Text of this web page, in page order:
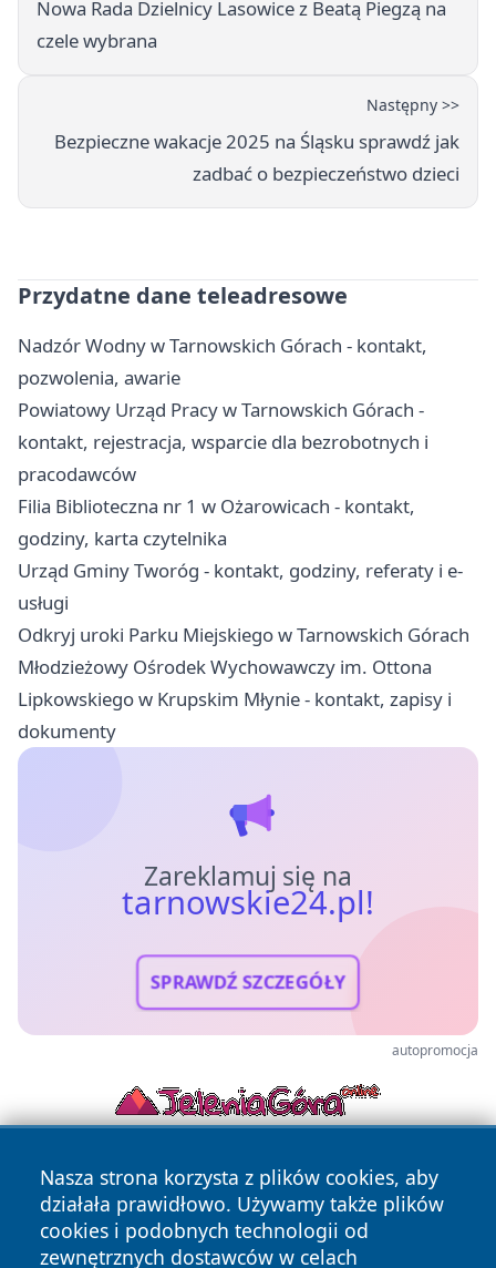
Nowa Rada Dzielnicy Lasowice z Beatą Piegzą na
czele wybrana
Następny >>
Bezpieczne wakacje 2025 na Śląsku sprawdź jak
zadbać o bezpieczeństwo dzieci
Przydatne dane teleadresowe
Nadzór Wodny w Tarnowskich Górach - kontakt,
pozwolenia, awarie
Powiatowy Urząd Pracy w Tarnowskich Górach -
kontakt, rejestracja, wsparcie dla bezrobotnych i
pracodawców
Filia Biblioteczna nr 1 w Ożarowicach - kontakt,
godziny, karta czytelnika
Urząd Gminy Tworóg - kontakt, godziny, referaty i e-
usługi
Odkryj uroki Parku Miejskiego w Tarnowskich Górach
Młodzieżowy Ośrodek Wychowawczy im. Ottona
Lipkowskiego w Krupskim Młynie - kontakt, zapisy i
dokumenty
Zareklamuj się na
tarnowskie24.pl!
SPRAWDŹ SZCZEGÓŁY
autopromocja
Nasza strona korzysta z plików cookies, aby
działała prawidłowo. Używamy także plików
cookies i podobnych technologii od
zewnętrznych dostawców w celach